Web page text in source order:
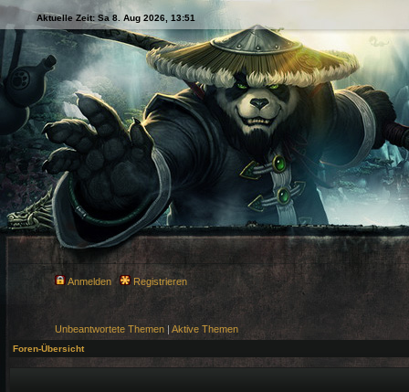
Aktuelle Zeit: Sa 8. Aug 2026, 13:51
Anmelden Registrieren
Unbeantwortete Themen | Aktive Themen
Foren-Übersicht